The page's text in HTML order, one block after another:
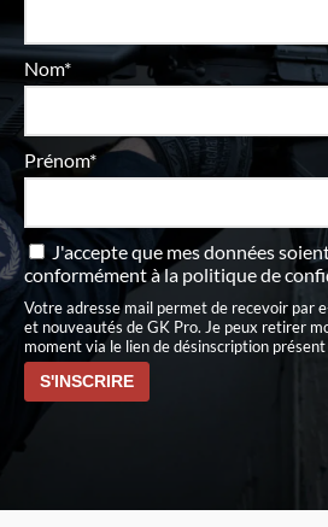
Nom*
Prénom*
J'accepte que mes données
conformément àla politique de
Votre adresse mail permet de recevoir par
et nouveautés de GK Pro. Je peux retirer
moment via le lien de désinscription